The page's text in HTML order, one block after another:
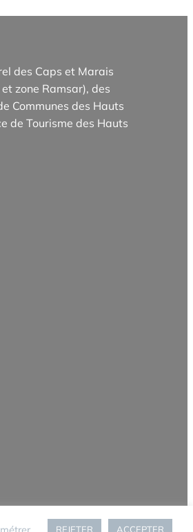
des Caps et Marais
zone Ramsar), des
Communes des Hauts
de Tourisme des Hauts
REJETER ACCEPTER